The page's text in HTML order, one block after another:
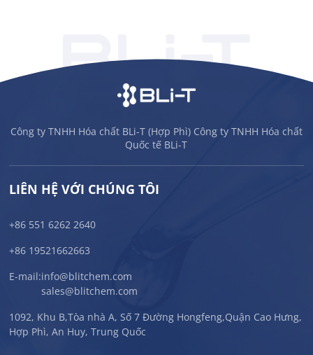
Công ty TNHH Hóa chất BLi-T (Hợp Phì) Công ty TNHH Hóa chất
Quốc tế BLi-T
LIÊN HỆ VỚI CHÚNG TÔI
+86 551 6262 2640
+86 19521662663
E-mail:info@blitchem.com
sales@blitchem.com
1092, Khu B,Tòa nhà A, Số 7 Đường Hongfeng,Quận Cao Hưng,
Hợp Phì, An Huy, Trung Quốc